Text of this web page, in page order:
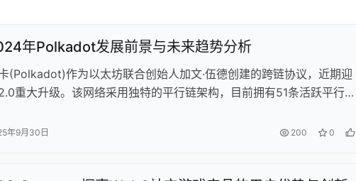
年Polkadot发展前景与未来趋势分析
(Polkadot)作为以太坊联合创始人加文·伍德创建的跨链协议，近期迎
重大升级。该网络采用独特的平行链架构，目前拥有51条活跃平行
优异，761名全职开发者排名行业第四。 2.0升级引入异步支持、弹性
年9月30日 200 0